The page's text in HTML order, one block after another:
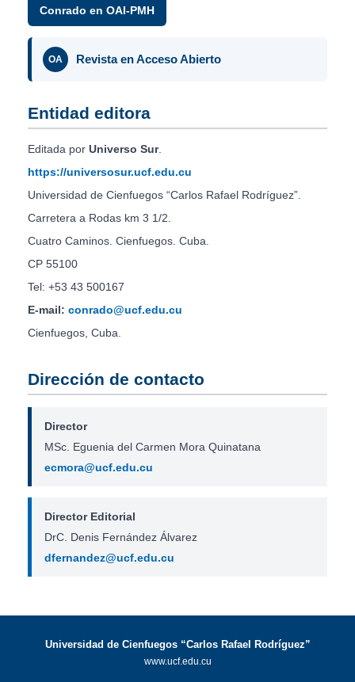
Conrado en OAI-PMH
OA Revista en Acceso Abierto
Entidad editora
Editada por Universo Sur.
https://universosur.ucf.edu.cu
Universidad de Cienfuegos “Carlos Rafael Rodríguez”.
Carretera a Rodas km 3 1/2.
Cuatro Caminos. Cienfuegos. Cuba.
CP 55100
Tel: +53 43 500167
E-mail: conrado@ucf.edu.cu
Cienfuegos, Cuba.
Dirección de contacto
Director
MSc. Eguenia del Carmen Mora Quinatana
ecmora@ucf.edu.cu
Director Editorial
DrC. Denis Fernández Álvarez
dfernandez@ucf.edu.cu
Universidad de Cienfuegos “Carlos Rafael Rodríguez”
www.ucf.edu.cu